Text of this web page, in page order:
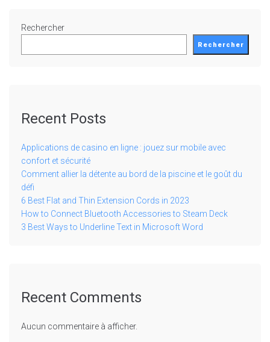
Rechercher
Rechercher
Recent Posts
Applications de casino en ligne : jouez sur mobile avec
confort et sécurité
Comment allier la détente au bord de la piscine et le goût du
défi
6 Best Flat and Thin Extension Cords in 2023
How to Connect Bluetooth Accessories to Steam Deck
3 Best Ways to Underline Text in Microsoft Word
Recent Comments
Aucun commentaire à afficher.